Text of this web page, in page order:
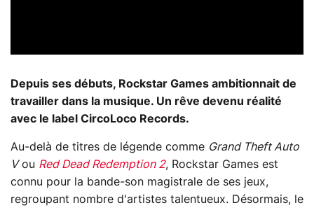
Depuis ses débuts, Rockstar Games ambitionnait de
travailler dans la musique. Un rêve devenu réalité
avec le label CircoLoco Records.
Au-delà de titres de légende comme Grand Theft Auto
Vou Red Dead Redemption 2, Rockstar Games est
connu pour la bande-son magistrale de ses jeux,
regroupant nombre d'artistes talentueux. Désormais, le